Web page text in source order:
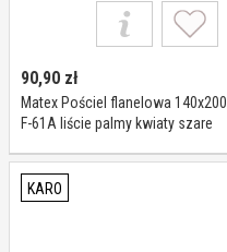
90,90 zł
Matex Pościel flanelowa 140x200
F-61A liście palmy kwiaty szare
KARO